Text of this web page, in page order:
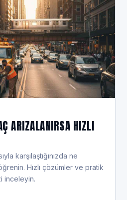
ARIZALANIRSA HIZLI
karşılaştığınızda ne
Hızlı çözümler ve pratik
inceleyin.